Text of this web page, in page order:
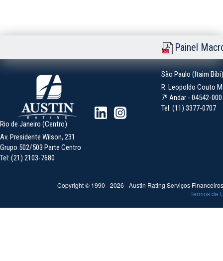
Painel
São Paulo (Itaim Bibi)
R. Leopoldo Couto
7º Andar - 04542-
Tel: (11) 3377-0707
Rio de Janeiro (Centro)
Av. Presidente Wilson, 231
Grupo 502/503 Parte Centro
Tel: (21) 2103-7680
Copyright © 1990 -2026 - Austin Rating Serviços
Termos de